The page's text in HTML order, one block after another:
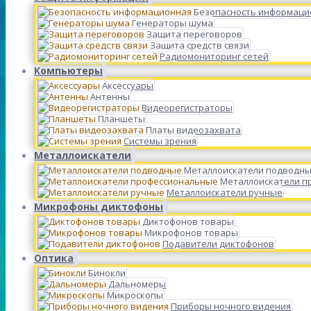
Безопасность
Генераторы шума
Защита переговоров
Защита средств связи
Радиомониторинг сетей
Компьютеры
Аксессуары
Антенны
Видеорегистраторы
Планшеты
Платы видеозахвата
Системы зрения
Металлоискатели
Металлоискатели
Металлоискатели
Металлоискатели ручные
Микрофоны диктофоны
Диктофонов товары
Микрофонов товары
Подавители диктофонов
Оптика
Бинокли
Дальномеры
Микроскопы
Приборы ночного видения